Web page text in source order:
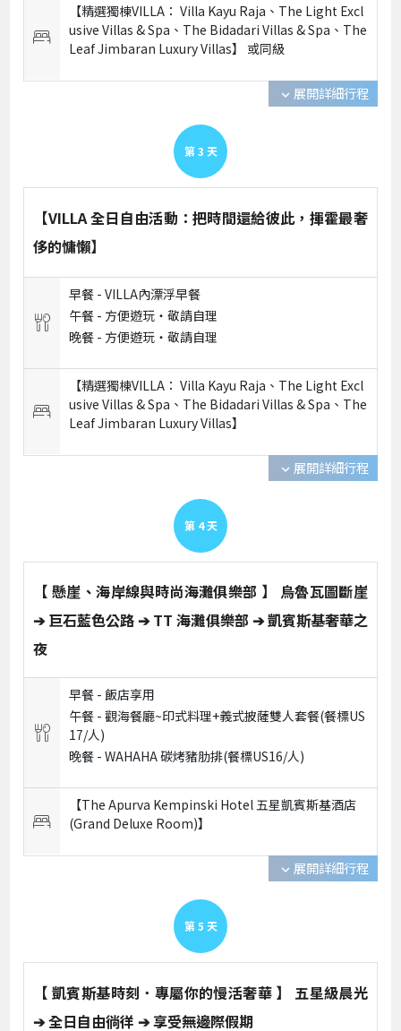
【精選獨棟VILLA： Villa Kayu Raja、The Light Excl
usive Villas & Spa、The Bidadari Villas & Spa、The
Leaf Jimbaran Luxury Villas】 或同級
expand_more 展開詳細行程
第 3 天
【VILLA 全日自由活動：把時間還給彼此，揮霍最奢
侈的慵懶】
早餐 -VILLA內漂浮早餐
午餐 - 方便遊玩‧敬請自理
晚餐 - 方便遊玩‧敬請自理
【精選獨棟VILLA： Villa Kayu Raja、The Light Excl
usive Villas & Spa、The Bidadari Villas & Spa、The
Leaf Jimbaran Luxury Villas】
expand_more 展開詳細行程
第 4 天
【 懸崖、海岸線與時尚海灘俱樂部 】 烏魯瓦圖斷崖
➔ 巨石藍色公路 ➔ TT 海灘俱樂部 ➔ 凱賓斯基奢華之
夜
早餐 -飯店享用
午餐 -觀海餐廳~印式料理+義式披薩雙人套餐(餐標US
17/人)
晚餐 -WAHAHA 碳烤豬肋排(餐標US16/人)
【The Apurva Kempinski Hotel 五星凱賓斯基酒店
(Grand Deluxe Room)】
expand_more 展開詳細行程
第 5 天
【 凱賓斯基時刻．專屬你的慢活奢華 】 五星級晨光
➔ 全日自由徜徉 ➔ 享受無邊際假期